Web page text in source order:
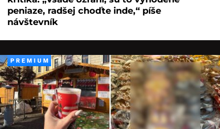
peniaze, radšej choďte inde,“ píše
návštevník